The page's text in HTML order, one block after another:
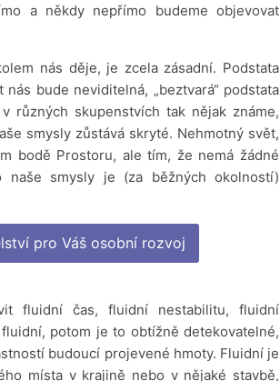
a někdy nepřímo budeme objevovat
nás děje, je zcela zásadní. Podstata
bude neviditelná, „beztvará“ podstata
různých skupenstvích tak nějak známe,
smysly zůstává skryté. Nehmotný svět,
bodě Prostoru, ale tím, že nemá žádné
naše smysly je (za běžných okolností)
pro Váš osobní rozvoj
fluidní čas, fluidní nestabilitu, fluidní
potom je to obtížně detekovatelné,
budoucí projevené hmoty. Fluidní je
místa v krajině nebo v nějaké stavbě,